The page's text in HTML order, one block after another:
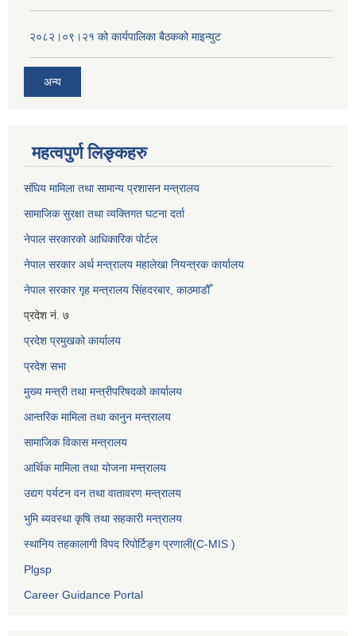
२०८२।०९।२१ को कार्यपालिका बैठकको माइन्युट
अन्य
महत्वपुर्ण लिङ्कहरु
संघिय मामिला तथा सामान्य प्रशासन मन्त्रालय
सामाजिक सुरक्षा तथा व्यक्तिगत घटना दर्ता
नेपाल सरकारको आधिकारिक पोर्टल
नेपाल सरकार अर्थ मन्त्रालय महालेखा नियन्त्रक कार्यालय
नेपाल सरकार गृह मन्त्रालय सिंहदरबार, काठमाडौँ
प्रदेश नं. ७
प्रदेश प्रमुखको कार्यालय
प्रदेश सभा
मुख्य मन्त्री तथा मन्त्रीपरिषदको कार्यालय
आन्तरिक मामिला तथा कानुन मन्त्रालय
सामाजिक विकास मन्त्रालय
आर्थिक मामिला तथा योजना मन्त्रालय
उद्यग पर्यटन वन तथा वातावरण मन्त्रालय
भुमि ब्यवस्था कृषि तथा सहकारी मन्त्रालय
स्थानिय तहकालागी विपद रिपोर्टिङ्ग प्रणाली(C-MIS )
Plgsp
Career Guidance Portal